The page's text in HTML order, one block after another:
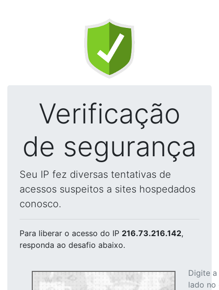
Verificação
de segurança
Seu IP fez diversas tentativas de
acessos suspeitos a sites hospedados
conosco.
Para liberar o acesso do IP 216.73.216.142,
responda ao desafio abaixo.
Digite
lado no